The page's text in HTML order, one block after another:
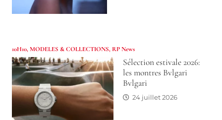
10H10,MODELES & COLLECTIONS, RP News
Sélection estivale 2026:
les montres Bvlgari
Bvlgari
24 juillet 2026